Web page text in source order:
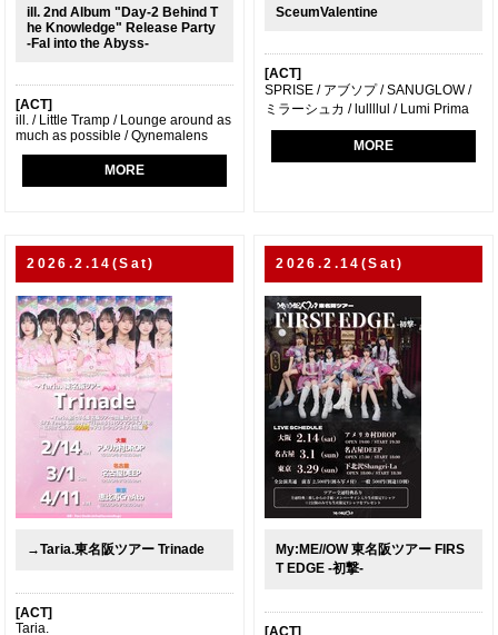
ill. 2nd Album "Day-2 Behind T
he Knowledge" Release Party
-Fal into the Abyss-
[ACT]
ill. / Little Tramp / Lounge around as
much as possible / Qynemalens
MORE
SceumValentine
[ACT]
SPRISE / アブソプ / SANUGLOW /
ミラーシュカ / lullllul / Lumi Prima
MORE
2026.2.14(Sat)
→Taria.東名阪ツアー Trinade
[ACT]
Taria.
2026.2.14(Sat)
My:ME//OW 東名阪ツアー FIRS
T EDGE -初撃-
[ACT]